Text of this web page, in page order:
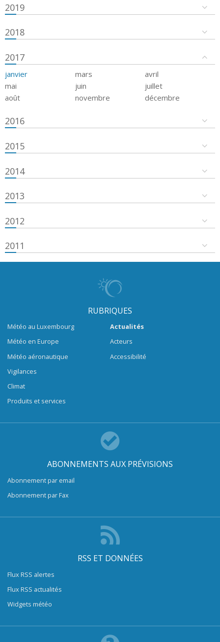
2019
2018
2017
janvier mars
avril
mai
juin
juillet
août
novembre décembre
2016
2015
2014
2013
2012
2011
RUBRIQUES
Météo au Luxembourg
Météo en Europe
Météo aéronautique
Vigilances
Climat
Produits et services
Actualités
Acteurs
Accessibilité
ABONNEMENTS AUX PRÉVISIONS
Abonnement par email
Abonnement par Fax
RSS ET DONNÉES
Flux RSS alertes
Flux RSS actualités
Widgets météo